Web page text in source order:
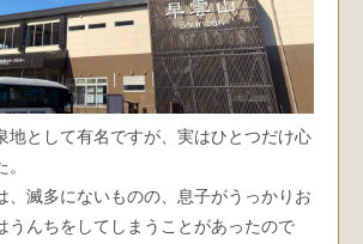
地として有名ですが、実はひとつだけ心
、滅多にないものの、息子がうっかりお
うんちをしてしまうことがあったので